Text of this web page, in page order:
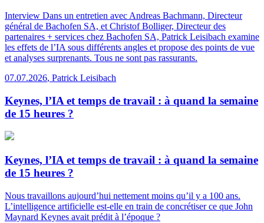
Interview Dans un entretien avec Andreas Bachmann, Directeur
général de Bachofen SA, et Christof Bolliger, Directeur des
partenaires + services chez Bachofen SA, Patrick Leisibach examine
les effets de l’IA sous différents angles et propose des points de vue
et analyses surprenants. Tous ne sont pas rassurants.
07.07.2026, Patrick Leisibach
Keynes, l’IA et temps de travail : à quand la semaine
de 15 heures ?
Keynes, l’IA et temps de travail : à quand la semaine
de 15 heures ?
Nous travaillons aujourd’hui nettement moins qu’il y a 100 ans.
L’intelligence artificielle est-elle en train de concrétiser ce que John
Maynard Keynes avait prédit à l’époque ?